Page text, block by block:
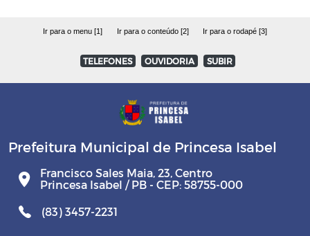
Ir para o menu [1] Ir para o conteúdo [2] Ir para o rodapé [3]
TELEFONES OUVIDORIA SUBIR
Prefeitura Municipal de Princesa Isabel
Francisco Sales Maia, 23, Centro
Princesa Isabel / PB - CEP: 58755-000
(83) 3457-2231